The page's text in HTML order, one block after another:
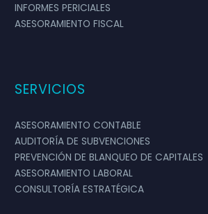
INFORMES PERICIALES
ASESORAMIENTO FISCAL
SERVICIOS
ASESORAMIENTO CONTABLE
AUDITORÍA DE SUBVENCIONES
PREVENCIÓN DE BLANQUEO DE CAPITALES
ASESORAMIENTO LABORAL
CONSULTORÍA ESTRATÉGICA